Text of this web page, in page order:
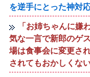
を逆手にとった神対
「お姉ちゃんに嫌
気な一言で新郎のゲ
場は食事会に変更さ
されてもおかしくな